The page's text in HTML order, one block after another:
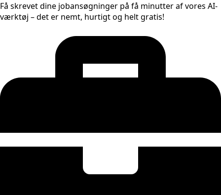
Få skrevet dine jobansøgninger på få minutter af vores AI-
værktøj – det er nemt, hurtigt og helt gratis!